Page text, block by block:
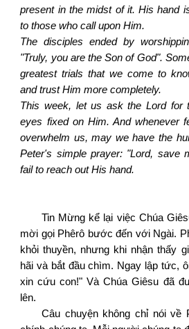
present in the midst of it. His hand
to those who call upon Him.
The disciples ended by
"Truly, you are the Son of God".
greatest trials that we come to
and trust Him more completely.
This week, let us ask the Lord for
eyes fixed on Him. And whenever
overwhelm us, may we have the
Peter's simple prayer: "Lord, save
fail to reach out His hand.
Tin Mừng kể lại việc Chúa
mời gọi Phêrô bước đến với Ngài.
khỏi thuyền, nhưng khi nhận thấy
hãi và bắt đầu chìm. Ngay lập tức,
xin cứu con!" Và Chúa Giêsu đã
lên.
Câu chuyện không chỉ nói về